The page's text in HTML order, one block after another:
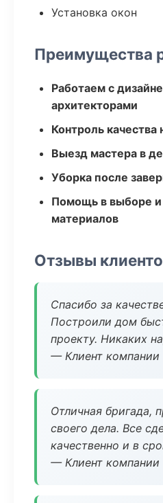
Установка окон
Преимущества
Работаем с
архитекторами
Контроль
Выезд мастера в
Уборка после
Помощь в выборе и
материалов
Отзывы
Спасибо за
Построили дом
проекту. Никаких
— Клиент компании
Отличная бригада,
своего дела. Все
качественно и в
— Клиент компании